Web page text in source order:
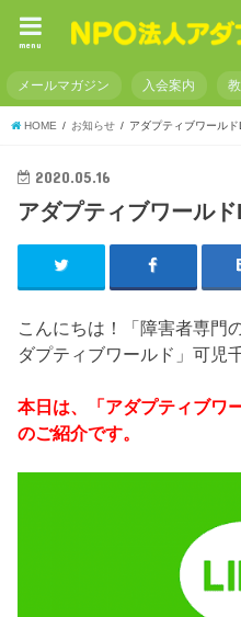
menu
メールマガジン 入会案内
HOME お知らせ アダプティブワール
2020.05.16
アダプティブワール
こんにちは！「障害者専門
ダプティブワールド」可児
本日は、「アダプティブワ
のご紹介です。